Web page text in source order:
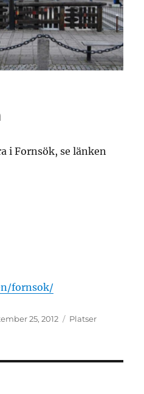
i Fornsök, se länken
fornsok/
25, 2012 Kategorier
Platser